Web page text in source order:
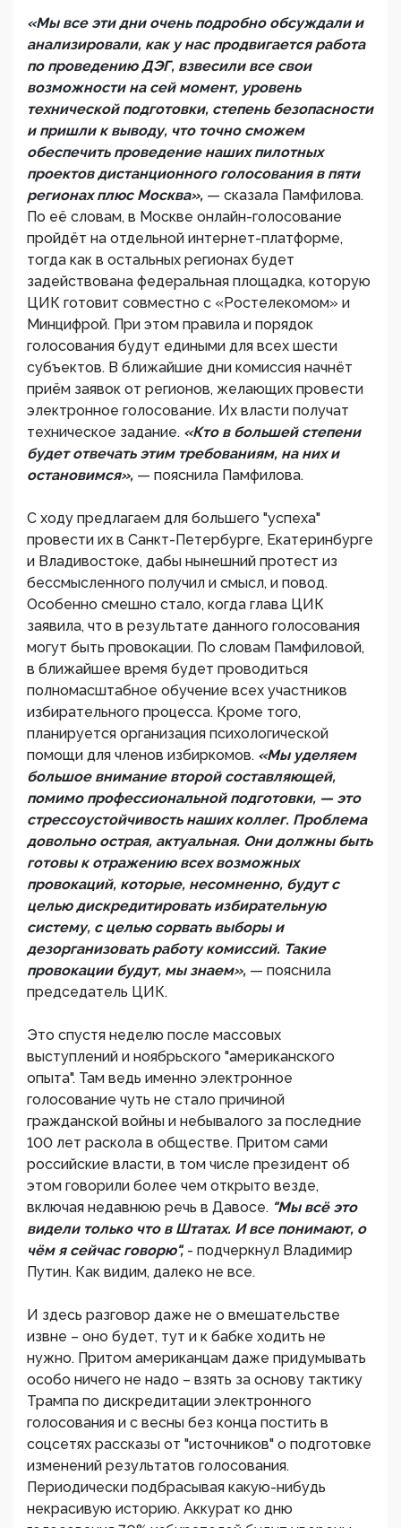
«Мы все эти дни очень подробно обсуждали и
анализировали, как у нас продвигается работа
по проведению ДЭГ, взвесили все свои
возможности на сей момент, уровень
технической подготовки, степень безопасности
и пришли к выводу, что точно сможем
обеспечить проведение наших пилотных
проектов дистанционного голосования в пяти
регионах плюс Москва», — сказала Памфилова.
По её словам, в Москве онлайн-голосование
пройдёт на отдельной интернет-платформе,
тогда как в остальных регионах будет
задействована федеральная площадка, которую
ЦИК готовит совместно с «Ростелекомом» и
Минцифрой. При этом правила и порядок
голосования будут едиными для всех шести
субъектов. В ближайшие дни комиссия начнёт
приём заявок от регионов, желающих провести
электронное голосование. Их власти получат
техническое задание. «Кто в большей степени
будет отвечать этим требованиям, на них и
остановимся», — пояснила Памфилова.
С ходу предлагаем для большего "успеха"
провести их в Санкт-Петербурге, Екатеринбурге
и Владивостоке, дабы нынешний протест из
бессмысленного получил и смысл, и повод.
Особенно смешно стало, когда глава ЦИК
заявила, что в результате данного голосования
могут быть провокации. По словам Памфиловой,
в ближайшее время будет проводиться
полномасштабное обучение всех участников
избирательного процесса. Кроме того,
планируется организация психологической
помощи для членов избиркомов. «Мы уделяем
большое внимание второй составляющей,
помимо профессиональной подготовки, — это
стрессоустойчивость наших коллег. Проблема
довольно острая, актуальная. Они должны быть
готовы к отражению всех возможных
провокаций, которые, несомненно, будут с
целью дискредитировать избирательную
систему, с целью сорвать выборы и
дезорганизовать работу комиссий. Такие
провокации будут, мы знаем», — пояснила
председатель ЦИК.
Это спустя неделю после массовых
выступлений и ноябрьского "американского
опыта". Там ведь именно электронное
голосование чуть не стало причиной
гражданской войны и небывалого за последние
100 лет раскола в обществе. Притом сами
российские власти, в том числе президент об
этом говорили более чем открыто везде,
включая недавнюю речь в Давосе. "Мы всё это
видели только что в Штатах. И все понимают, о
чём я сейчас говорю", - подчеркнул Владимир
Путин. Как видим, далеко не все.
И здесь разговор даже не о вмешательстве
извне – оно будет, тут и к бабке ходить не
нужно. Притом американцам даже придумывать
особо ничего не надо – взять за основу тактику
Трампа по дискредитации электронного
голосования и с весны без конца постить в
соцсетях рассказы от "источников" о подготовке
изменений результатов голосования.
Периодически подбрасывая какую-нибудь
некрасивую историю. Аккурат ко дню